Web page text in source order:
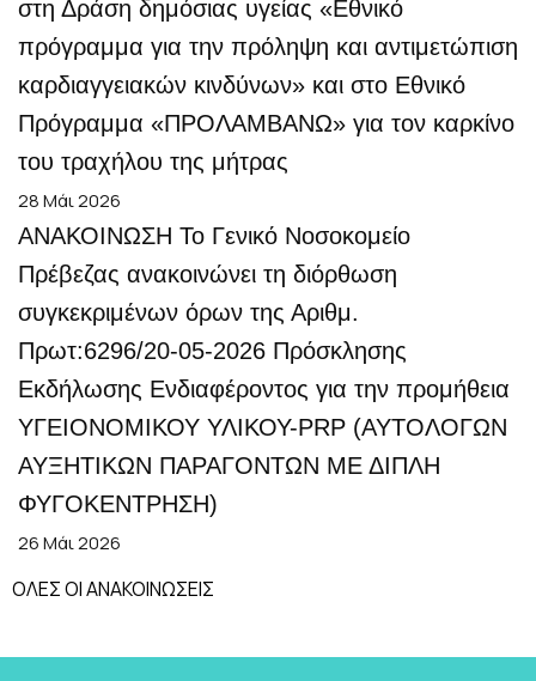
στη Δράση δημόσιας υγείας «Εθνικό
πρόγραμμα για την πρόληψη και αντιμετώπιση
καρδιαγγειακών κινδύνων» και στο Εθνικό
Πρόγραμμα «ΠΡΟΛΑΜΒΑΝΩ» για τον καρκίνο
του τραχήλου της μήτρας
28 Μάι 2026
ΑΝΑΚΟΙΝΩΣΗ Το Γενικό Νοσοκομείο
Πρέβεζας ανακοινώνει τη διόρθωση
συγκεκριμένων όρων της Αριθμ.
Πρωτ:6296/20-05-2026 Πρόσκλησης
Εκδήλωσης Ενδιαφέροντος για την προμήθεια
ΥΓΕΙΟΝΟΜΙΚΟΥ ΥΛΙΚΟΥ-PRP (ΑΥΤΟΛΟΓΩΝ
ΑΥΞΗΤΙΚΩΝ ΠΑΡΑΓΟΝΤΩΝ ΜΕ ΔΙΠΛΗ
ΦΥΓΟΚΕΝΤΡΗΣΗ)
26 Μάι 2026
ΟΛΕΣ ΟΙ ΑΝΑΚΟΙΝΩΣΕΙΣ